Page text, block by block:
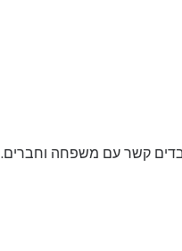
קשר עם משפחה וחברים.